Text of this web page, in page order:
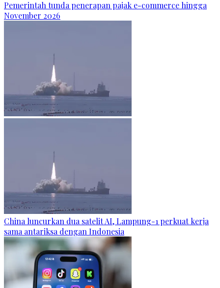
Pemerintah tunda penerapan pajak e-commerce hingga
November 2026
China luncurkan dua satelit AI, Lampung-1 perkuat kerja
sama antariksa dengan Indonesia